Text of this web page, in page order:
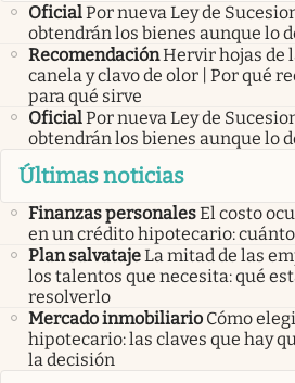
OficialPor nueva Ley de
obtendrán los bienes aunque lo
RecomendaciónHervir hojas de
canela y clavo de olor | Por qué
para qué sirve
OficialPor nueva Ley de
obtendrán los bienes aunque lo
Últimas noticias
Finanzas personalesEl costo
en un crédito hipotecario:
Plan salvatajeLa mitad de las
los talentos que necesita: qué
resolverlo
Mercado inmobiliario Cómo
hipotecario: las claves que hay
la decisión